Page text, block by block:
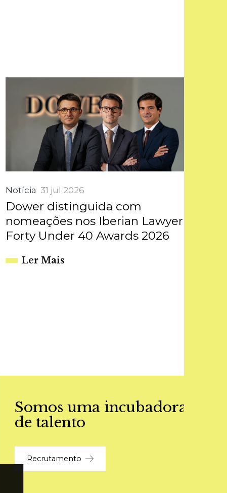
Notícia 31 jul 2026
Dower distinguida com
nomeações nos Iberian Lawyer
Forty Under 40 Awards 2026
Ler Mais
Somos uma incubadora
de talento
Recrutamento